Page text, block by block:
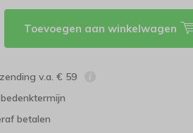
Toevoegen aan winkelwagen
v.a. € 59
betalen